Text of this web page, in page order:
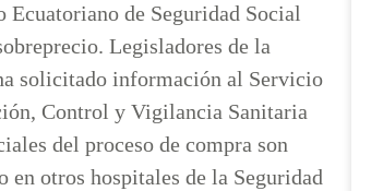
de Seguridad Social
Legisladores de la
solicitado información al Servicio
Control y Vigilancia Sanitaria
del proceso de compra son
en otros hospitales de la Seguridad